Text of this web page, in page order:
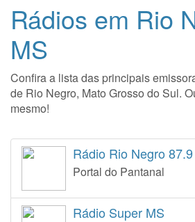
Rádios em Rio
MS
Confira a lista das principais
de Rio Negro, Mato Grosso do Sul.
mesmo!
Rádio Rio Negro
Portal do Pantanal
Rádio Super MS